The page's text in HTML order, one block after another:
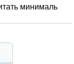
минималь